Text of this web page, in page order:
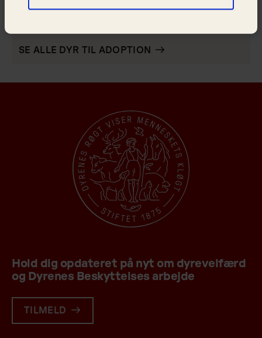
SE ALLE DYR TIL ADOPTION
Hold dig opdateret på nyt om dyrevelfærd
og Dyrenes Beskyttelses arbejde
TILMELD